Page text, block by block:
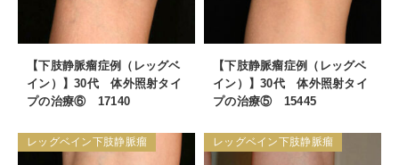
【下肢静脈瘤症例（レッグベ
イン）】30代 体外照射タイ
プの治療⑥ 17140
【下肢静脈瘤症例（レッグベ
イン）】30代 体外照射タイ
プの治療⑤ 15445
レッグベイン下肢静脈瘤 レッグベイン下肢静脈瘤